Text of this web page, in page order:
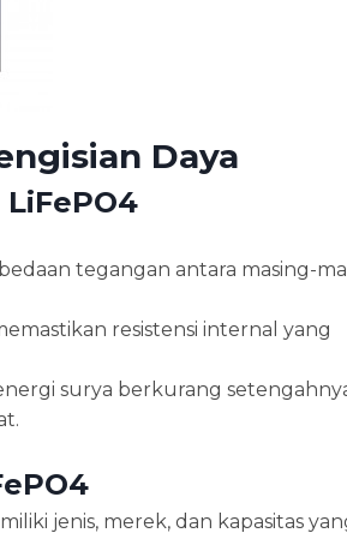
Daya
tegangan antara masing-
resistensi internal yang
surya berkurang
jenis, merek, dan kapasitas